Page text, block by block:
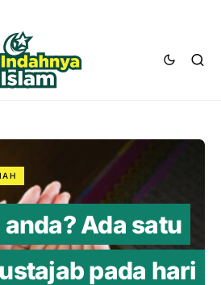
Ada satu
pada hari